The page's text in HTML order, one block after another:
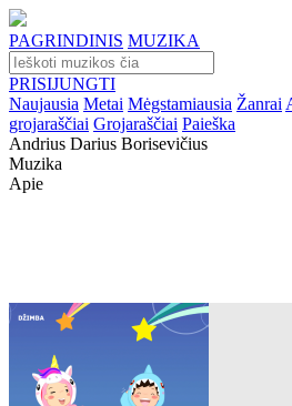
PAGRINDINIS MUZIKA
PRISIJUNGTI
Naujausia Metai Mėgstamiausia Žanrai
grojaraščiai Grojaraščiai Paieška
Andrius Darius Borisevičius
Muzika
Apie